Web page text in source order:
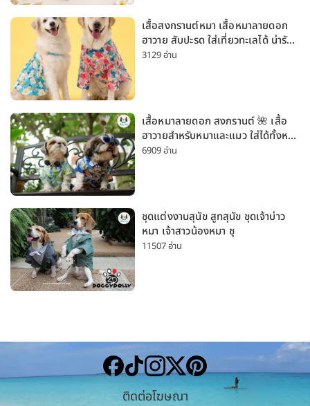
เสื้อสงกรานต์หมา เสื้อหมาลายดอก
ฮาวาย สับปะรด ใส่เที่ยวทะเลได้ น่ารัก
ใส่ได้ทั้งหมาเล็กและหมาใหญ่
3129 อ่าน
เสื้อหมาลายดอก สงกรานต์ 🌺 เสื้อ
ฮาวายสำหรับหมาและแมว ใส่ได้ทั้งหมา
เล็กและหมาใหญ่ ใส่เที่ยวทะเลน่ารัก
6909 อ่าน
ชุดแต่งงานสุนัข สูทสุนัข ชุดเจ้าบ่าว
หมา เจ้าสาวน้องหมา ชุ
11507 อ่าน
ติดต่อโฆษณา